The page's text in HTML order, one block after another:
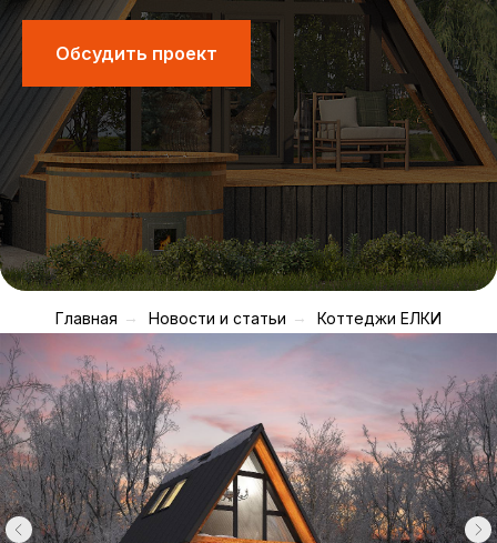
Обсудить проект
Главная → Новости и статьи → Коттеджи ЕЛКИ